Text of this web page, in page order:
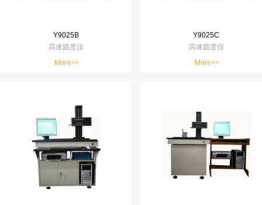
Y9025B
高速圆度仪
More>>
Y9025C
高速圆度仪
More>>